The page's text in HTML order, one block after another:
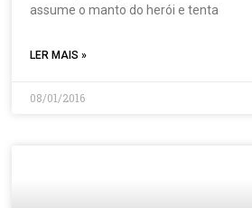
assume o manto do herói e tenta
LER MAIS »
08/01/2016